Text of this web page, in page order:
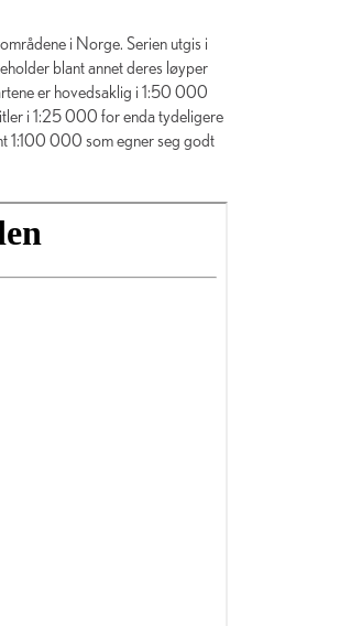
i Norge. Serien utgis i
blant annet deres løyper
er hovedsaklig i 1:50 000
i 1:25 000 for enda tydeligere
1:100 000 som egner seg godt